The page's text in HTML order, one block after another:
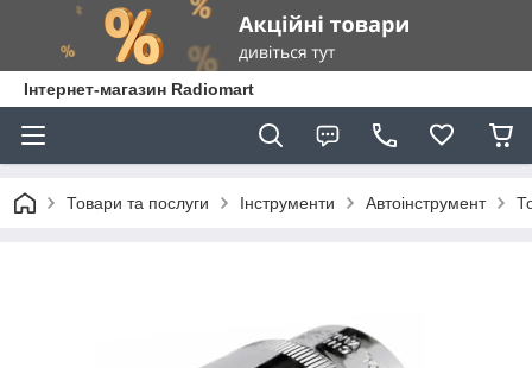
Інтернет-магазин Radiomart
Товари та послуги Інструменти Автоінструмент